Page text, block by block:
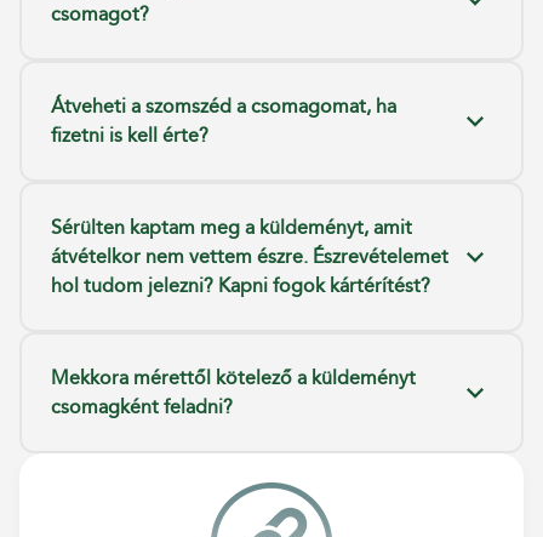
csomagot?
Átveheti a szomszéd a csomagomat, ha
fizetni is kell érte?
Sérülten kaptam meg a küldeményt, amit
átvételkor nem vettem észre. Észrevételemet
hol tudom jelezni? Kapni fogok kártérítést?
Mekkora mérettől kötelező a küldeményt
csomagként feladni?